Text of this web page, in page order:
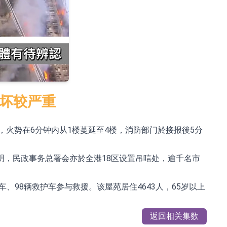
较严重
势在6分钟内从1楼蔓延至4楼，消防部门於接报後5分
民政事务总署会亦於全港18区设置吊唁处，逾千名市
98辆救护车参与救援。该屋苑居住4643人，65岁以上
返回相关集数